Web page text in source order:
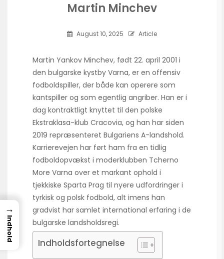
Martin Minchev
August 10, 2025 Article
Martin Yankov Minchev, født 22. april 2001 i
den bulgarske kystby Varna, er en offensiv
fodboldspiller, der både kan operere som
kantspiller og som egentlig angriber. Han er i
dag kontraktligt knyttet til den polske
Ekstraklasa-klub Cracovia, og han har siden
2019 repræsenteret Bulgariens A-landshold.
Karrierevejen har ført ham fra en tidlig
fodboldopvækst i moderklubben Tcherno
More Varna over et markant ophold i
tjekkiske Sparta Prag til nyere udfordringer i
tyrkisk og polsk fodbold, alt imens han
gradvist har samlet international erfaring i de
bulgarske landsholdsregi.
Indholdsfortegnelse
→
Indhold